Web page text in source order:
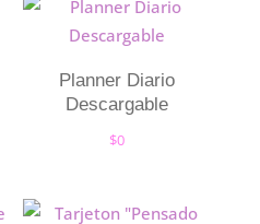
Planner Diario
Descargable
$0